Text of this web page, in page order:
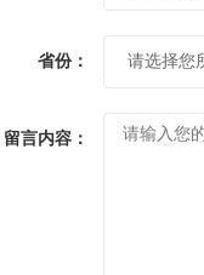
省份：
留言内容：